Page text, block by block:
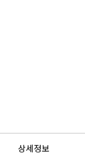
상세정보